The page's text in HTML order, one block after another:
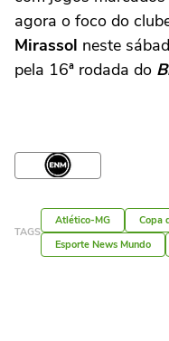
agora o foco do
Mirassol neste
pela 16ª rodada do
TAGS
Atlético-MG Copa
Esporte News Mundo